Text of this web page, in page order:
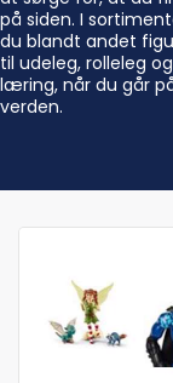
på siden. I
du blandt andet
til udeleg, rolleleg
læring, når du går
verden.